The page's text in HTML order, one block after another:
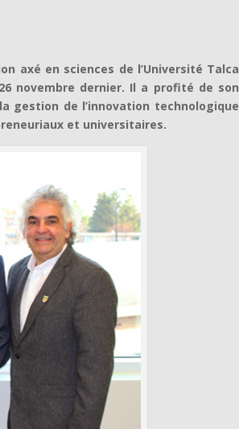
axé en sciences de l’Université Talca
novembre dernier. Il a profité de son
gestion de l’innovation technologique
et universitaires.